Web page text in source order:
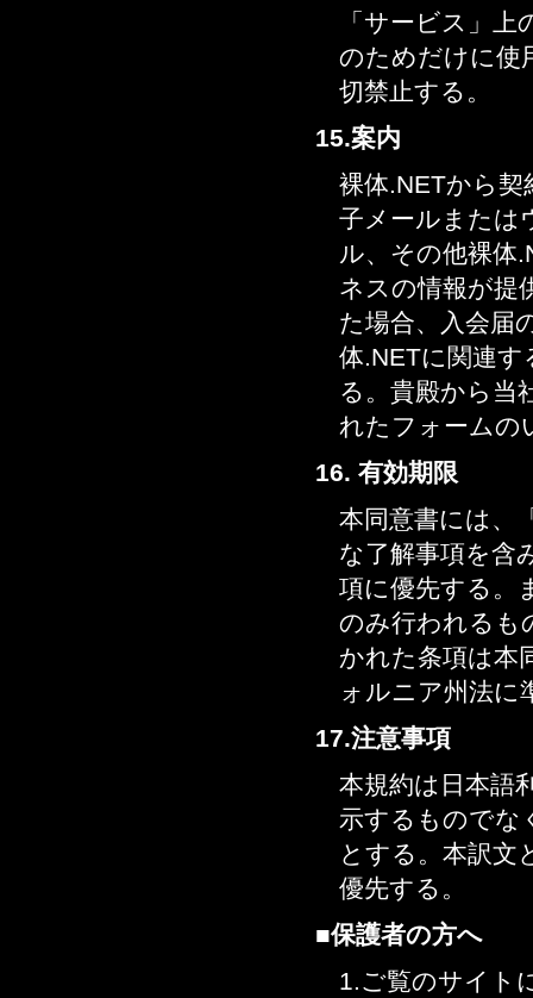
「サービス」
のためだけに使
切禁止する。
15.案内
裸体.NETから契
子メールまたは
ル、その他裸体
ネスの情報が提
た場合、入会届
体.NETに関連
る。貴殿から当
れたフォームの
16. 有効期限
本同意書には、
な了解事項を含
項に優先する。
のみ行われるも
かれた条項は本
ォルニア州法に
17.注意事項
本規約は日本語
示するものでな
とする。本訳文
優先する。
■保護者の方へ
1.ご覧のサイト